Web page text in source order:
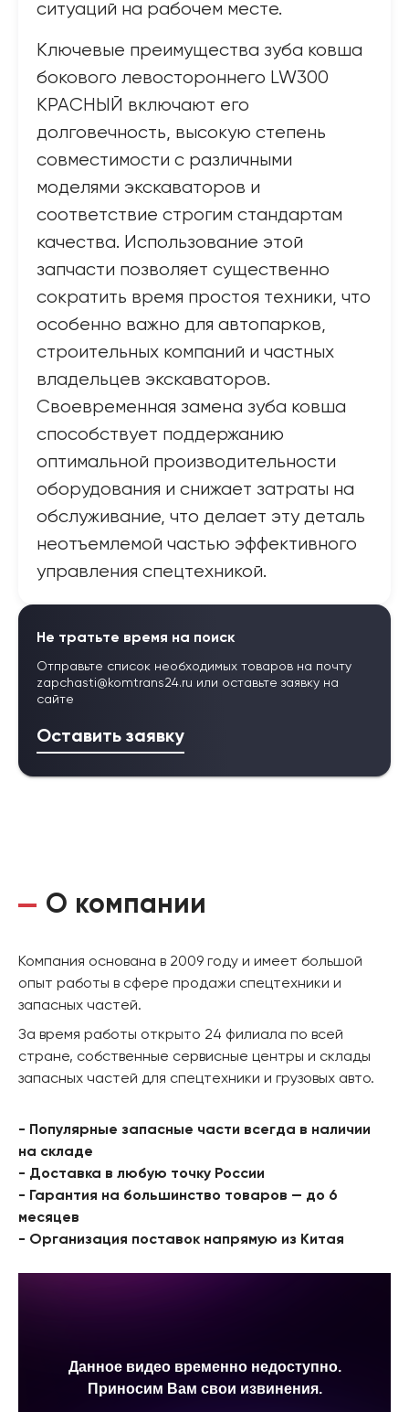
ситуаций на рабочем месте.
Ключевые преимущества зуба ковша
бокового левостороннего LW300
КРАСНЫЙ включают его
долговечность, высокую степень
совместимости с различными
моделями экскаваторов и
соответствие строгим стандартам
качества. Использование этой
запчасти позволяет существенно
сократить время простоя техники, что
особенно важно для автопарков,
строительных компаний и частных
владельцев экскаваторов.
Своевременная замена зуба ковша
способствует поддержанию
оптимальной производительности
оборудования и снижает затраты на
обслуживание, что делает эту деталь
неотъемлемой частью эффективного
управления спецтехникой.
Не тратьте время на поиск
Отправьте список необходимых товаров на почту
zapchasti@komtrans24.ru или оставьте заявку на
сайте
Оставить заявку
О компании
Компания основана в 2009 году и имеет большой
опыт работы в сфере продажи спецтехники и
запасных частей.
За время работы открыто 24 филиала по всей
стране, собственные сервисные центры и склады
запасных частей для спецтехники и грузовых авто.
- Популярные запасные части всегда в наличии
на складе
- Доставка в любую точку России
- Гарантия на большинство товаров — до 6
месяцев
- Организация поставок напрямую из Китая